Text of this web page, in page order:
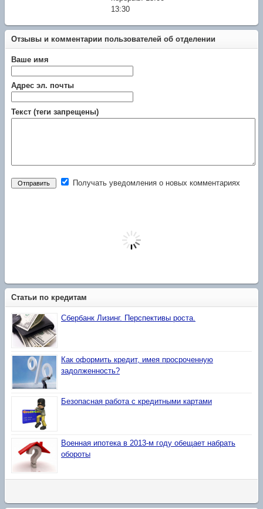
13:30
Отзывы и комментарии пользователей об отделении
Ваше имя
Адрес эл. почты
Текст (теги запрещены)
Получать уведомления о новых комментариях
Статьи по кредитам
Сбербанк Лизинг. Перспективы роста.
Как оформить кредит, имея просроченную
задолженность?
Безопасная работа с кредитными картами
Военная ипотека в 2013-м году обещает набрать
обороты